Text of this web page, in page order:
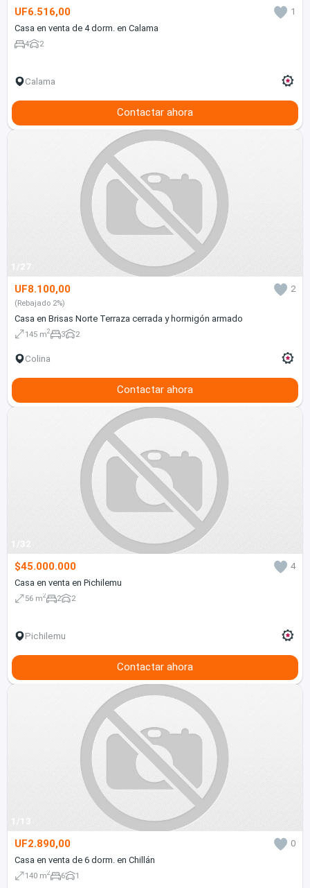
UF6.516,00
1
Casa en venta de 4 dorm. en Calama
4 2
Calama
Contactar ahora
1/27
UF8.100,00 2
(Rebajado 2%)
Casa en Brisas Norte Terraza cerrada y hormigón armado
145 m2 3 2
Colina
Contactar ahora
1/32
$45.000.000
4
Casa en venta en Pichilemu
56 m2 2 2
Pichilemu
Contactar ahora
1/13
UF2.890,00
0
Casa en venta de 6 dorm. en Chillán
140 m2 6 1